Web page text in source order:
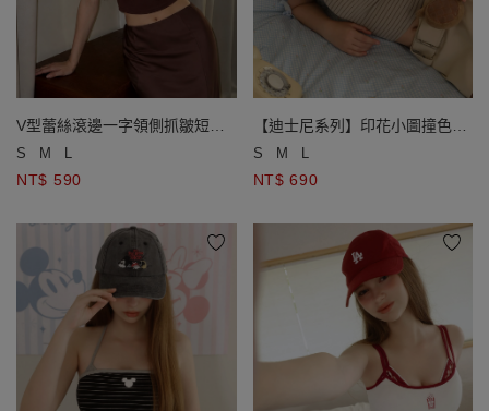
V型蕾絲滾邊一字領側抓皺短袖
短版BRA TOP
S M L
NT$ 590
【迪士尼系列】印花小圖撞色滾
邊條紋平口BRA背心
S M L
NT$ 690